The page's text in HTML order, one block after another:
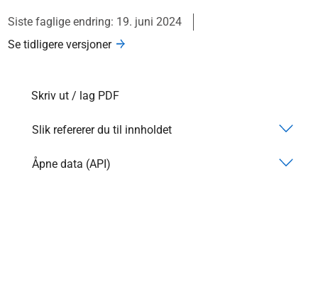
Siste faglige endring: 19. juni 2024
Se tidligere versjoner
Skriv ut / lag PDF
Slik refererer du til innholdet
Åpne data (API)